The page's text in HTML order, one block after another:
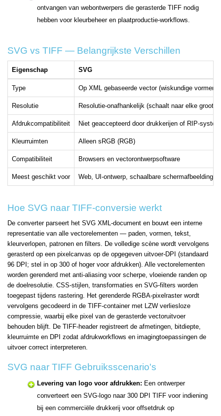
ontvangen van webontwerpers die gerasterde TIFF nodig
hebben voor kleurbeheer en plaatproductie-workflows.
SVG vs TIFF — Belangrijkste Verschillen
Eigenschap SVG
Type Op XML gebaseerde vector (wiskundige vormen)
Resolutie Resolutie-onafhankelijk (schaalt naar elke grootte)
Afdrukcompatibiliteit Niet geaccepteerd door drukkerijen of RIP-
Kleurruimten Alleen sRGB (RGB)
Compatibiliteit Browsers en vectorontwerpsoftware
Meest geschikt voor Web, UI-ontwerp, schaalbare schermafbeeldingen
Hoe SVG naar TIFF-conversie werkt
De converter parseert het SVG XML-document en bouwt een interne
representatie van alle vectorelementen — paden, vormen, tekst,
kleurverlopen, patronen en filters. De volledige scène wordt vervolgens
gerasterd op een pixelcanvas op de opgegeven uitvoer-DPI (standaard
96 DPI; stel in op 300 of hoger voor afdrukken). Alle vectorelementen
worden gerenderd met anti-aliasing voor scherpe, vloeiende randen op
de doelresolutie. CSS-stijlen, transformaties en SVG-filters worden
toegepast tijdens rastering. Het gerenderde RGBA-pixelraster wordt
vervolgens gecodeerd in de TIFF-container met LZW verliesloze
compressie, waarbij elke pixel van de gerasterde vectoruitvoer
behouden blijft. De TIFF-header registreert de afmetingen, bitdiepte,
kleurruimte en DPI zodat afdrukworkflows en imagingtoepassingen de
uitvoer correct interpreteren.
SVG naar TIFF Gebruiksscenario's
Levering van logo voor afdrukken: Een ontwerper
converteert een SVG-logo naar 300 DPI TIFF voor indiening
bij een commerciële drukkerij voor offsetdruk op